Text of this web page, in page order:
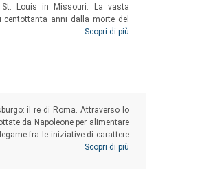
St. Louis in Missouri. La vasta
centottanta anni dalla morte del
una rilettura critica dovuta al
Ottocento.
Scopri di più
il re di Roma. Attraverso lo
da Napoleone per alimentare
fra le iniziative di carattere
del fanciullo, celebrato come
Scopri di più